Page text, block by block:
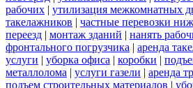
рабочих | утилизация межкомнатных
такелажников | частные перевозки
переезд | монтаж зданий | нанять
фронтального погрузчика | аренда
услуги | уборка офиса | коробки |
металлолома | услуги газели | аренда
подъем строительных материалов |